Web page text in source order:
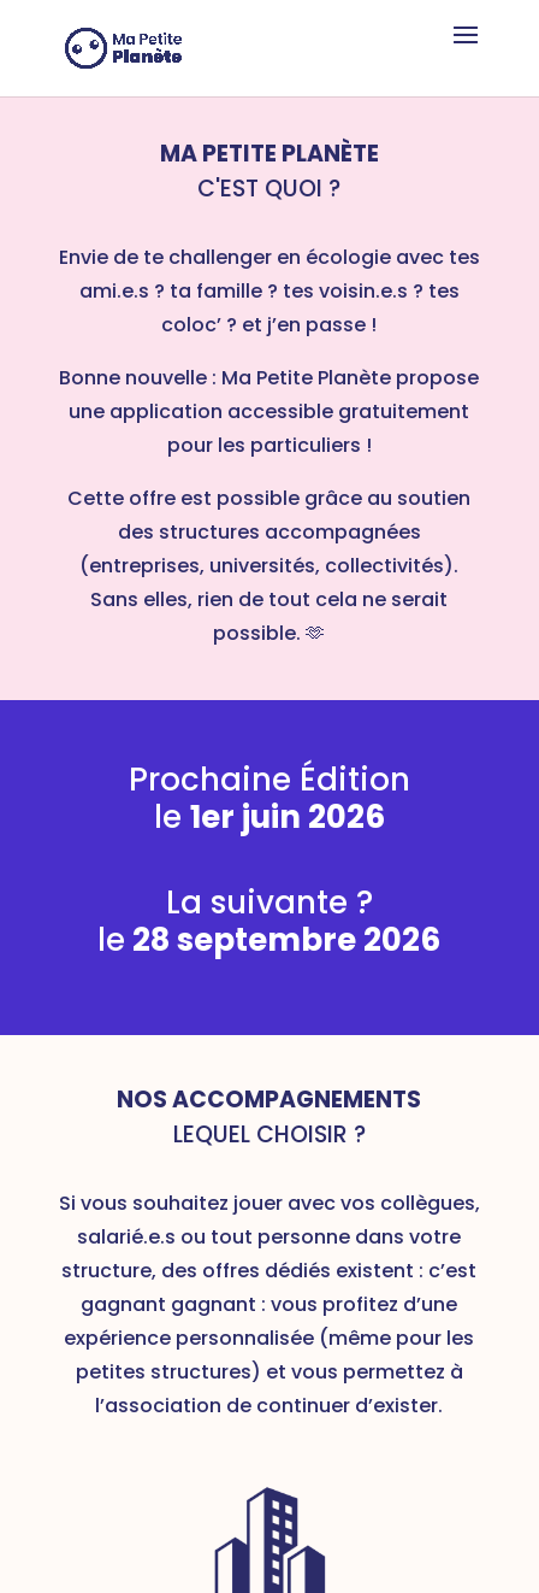
MA PETITE PLANÈTE
C'EST QUOI ?
Envie de te challenger en écologie avec tes
ami.e.s ? ta famille ? tes voisin.e.s ? tes
coloc’ ? et j’en passe !
Bonne nouvelle : Ma Petite Planète propose
une application accessible gratuitement
pour les particuliers !
Cette offre est possible grâce au soutien
des structures accompagnées
(entreprises, universités, collectivités).
Sans elles, rien de tout cela ne serait
possible. 🫶
Prochaine Édition
le 1er juin 2026
La suivante ?
le 28 septembre 2026
NOS ACCOMPAGNEMENTS
LEQUEL CHOISIR ?
Si vous souhaitez jouer avec vos collègues,
salarié.e.s ou tout personne dans votre
structure, des offres dédiés existent : c’est
gagnant gagnant : vous profitez d’une
expérience personnalisée (même pour les
petites structures) et vous permettez à
l’association de continuer d’exister.